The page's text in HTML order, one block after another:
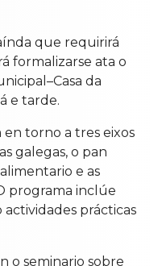
que requirirá
formalizarse ata o
da
e tarde.
en torno a tres eixos
galegas, o pan
e as
programa inclúe
prácticas
o seminario sobre